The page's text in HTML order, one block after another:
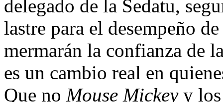
delegado de la Sedatu,
lastre para el desempeño
mermarán la confianza de
es un cambio real en
Que no Mouse Mickeyy los